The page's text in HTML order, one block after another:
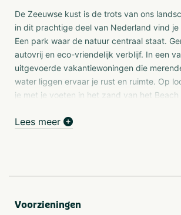
De Zeeuwse kust is de trots van ons
in dit prachtige deel van Nederland vind je
Een park waar de natuur centraal staat.
autovrij en eco-vriendelijk verblijf. In een
uitgevoerde vakantiewoningen die
water liggen ervaar je rust en ruimte. Op
je met je voeten in het zand van het Beach
Banjaardstrand. Daar wappert de Blauwe
Meer, zeehonden spotten op de
Lees meer
Voorzieningen